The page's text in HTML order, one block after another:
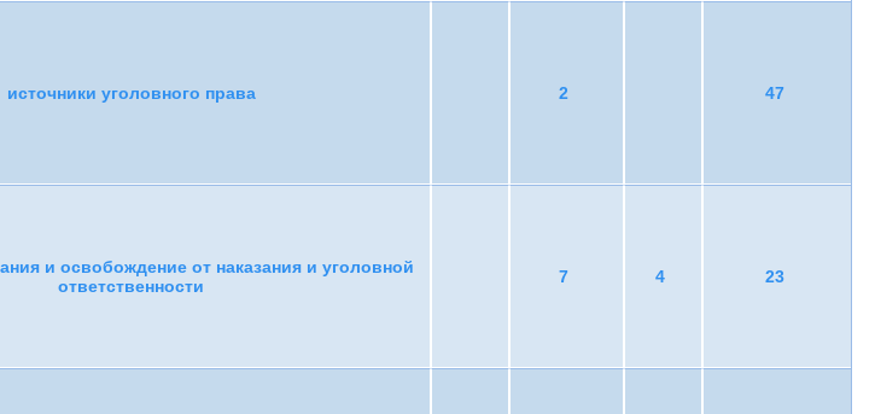
источники уголовного права 2 47
и освобождение от наказания и уголовной
ответственности
7 4 23